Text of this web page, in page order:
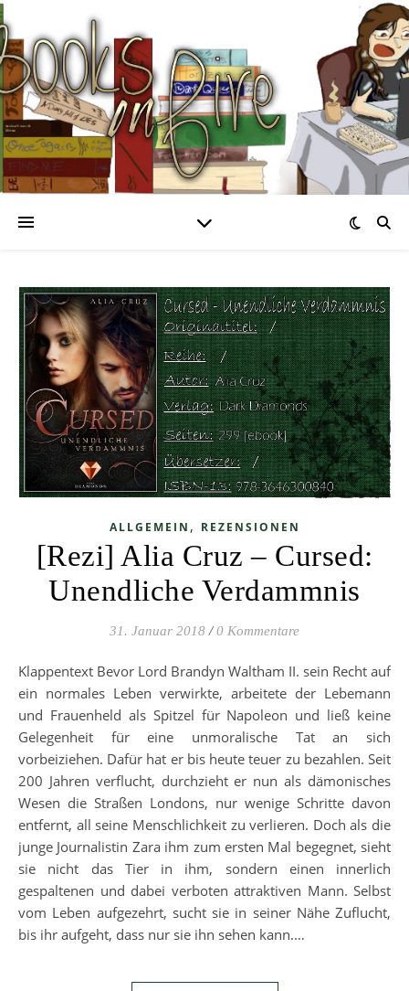
ALLGEMEIN , REZENSIONEN
[Rezi] Alia Cruz – Cursed:
Unendliche Verdammnis
31. Januar 2018 / 0 Kommentare
Klappentext Bevor Lord Brandyn Waltham II. sein Recht auf
ein normales Leben verwirkte, arbeitete der Lebemann
und Frauenheld als Spitzel für Napoleon und ließ keine
Gelegenheit für eine unmoralische Tat an sich
vorbeiziehen. Dafür hat er bis heute teuer zu bezahlen. Seit
200 Jahren verflucht, durchzieht er nun als dämonisches
Wesen die Straßen Londons, nur wenige Schritte davon
entfernt, all seine Menschlichkeit zu verlieren. Doch als die
junge Journalistin Zara ihm zum ersten Mal begegnet, sieht
sie nicht das Tier in ihm, sondern einen innerlich
gespaltenen und dabei verboten attraktiven Mann. Selbst
vom Leben aufgezehrt, sucht sie in seiner Nähe Zuflucht,
bis ihr aufgeht, dass nur sie ihn sehen kann.…